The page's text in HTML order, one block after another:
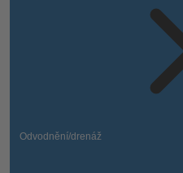
Odvodnění/drenáž